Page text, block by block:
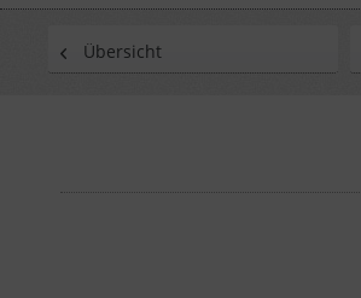
Übersicht